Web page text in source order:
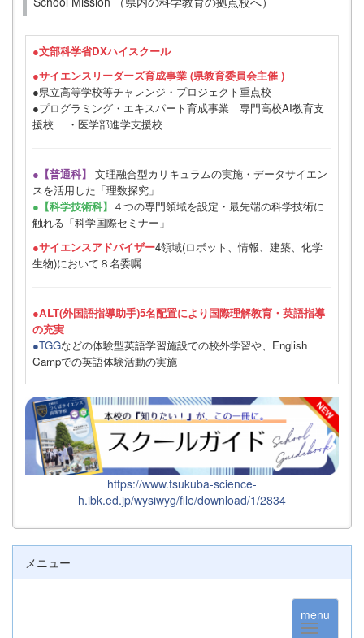
●文部科学省DXハイスクール
●サイエンスリーダーズ育成事業 (県教育委員会主催 )
●県立高等学校等チャレンジ・プロジェクト重点校
●プログラミング・エキスパート育成事業 専門高校AI教育支
援校 ・医学部進学支援校
●【普通科】 文理融合型カリキュラムの実施・データサイエン
スを活用した「理数探究」
●【科学技術科】 ４つの専門領域を設定・最先端の科学技術に
触れる「科学国際セミナー」
●サイエンスアドバイザー4領域(ロボット、情報、建築、化学
生物)において８名委嘱
●ALT(外国語指導助手)5名配置により国際理解教育・英語指導
の充実
●TGGなどの体験型英語学習施設での校外学習や、English
Campでの英語体験活動の実施
https://www.tsukuba-science-
h.ibk.ed.jp/wysiwyg/file/download/1/2834
メニュー
menu